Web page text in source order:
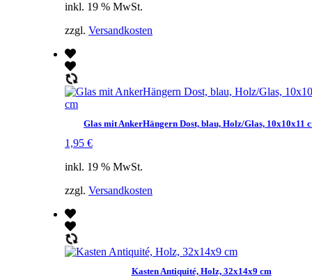
inkl. 19 % MwSt.
zzgl. Versandkosten
Glas mit AnkerHängern Dost, blau, Holz/Glas, 10x10x11
1,95 €
inkl. 19 % MwSt.
zzgl. Versandkosten
Kasten Antiquité, Holz, 32x14x9 cm